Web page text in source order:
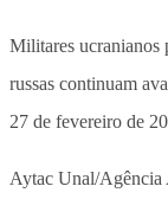
Militares ucranianos
russas continuam
27 de fevereiro de
Aytac Unal/Agência